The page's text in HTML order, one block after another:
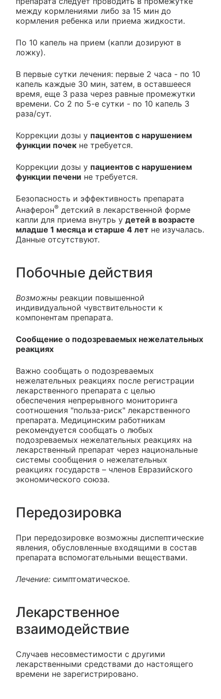
между кормлениями либо за 15 мин до
кормления ребенка или приема жидкости.
По 10 капель на прием (капли дозируют в
ложку).
В первые сутки лечения: первые 2 часа - по 10
капель каждые 30 мин, затем, в оставшееся
время, еще 3 раза через равные промежутки
времени. Со 2 по 5-е сутки - по 10 капель 3
раза/сут.
Коррекции дозы у пациентов с нарушением
функции почек не требуется.
Коррекции дозы у пациентов с нарушением
функции печени не требуется.
Безопасность и эффективность препарата
Анаферон® детский в лекарственной форме
капли для приема внутрь у детей в возрасте
младше 1 месяца и старше 4 лет не изучалась.
Данные отсутствуют.
Побочные действия
Возможны реакции повышенной
индивидуальной чувствительности к
компонентам препарата.
Сообщение о подозреваемых нежелательных
реакциях
Важно сообщать о подозреваемых
нежелательных реакциях после регистрации
лекарственного препарата с целью
обеспечения непрерывного мониторинга
соотношения "польза-риск" лекарственного
препарата. Медицинским работникам
рекомендуется сообщать о любых
подозреваемых нежелательных реакциях на
лекарственный препарат через национальные
системы сообщения о нежелательных
реакциях государств – членов Евразийского
экономического союза.
Передозировка
При передозировке возможны диспептические
явления, обусловленные входящими в состав
препарата вспомогательными веществами.
Лечение: симптоматическое.
Лекарственное
взаимодействие
Случаев несовместимости с другими
лекарственными средствами до настоящего
времени не зарегистрировано.